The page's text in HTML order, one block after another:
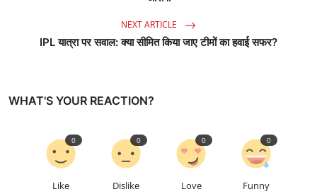
NEXT ARTICLE
IPL यात्रा पर सवाल: क्या सीमित किया जाए टीमों का हवाई सफर?
WHAT'S YOUR REACTION?
Like
0
Dislike
0
Love
0
Funny
0